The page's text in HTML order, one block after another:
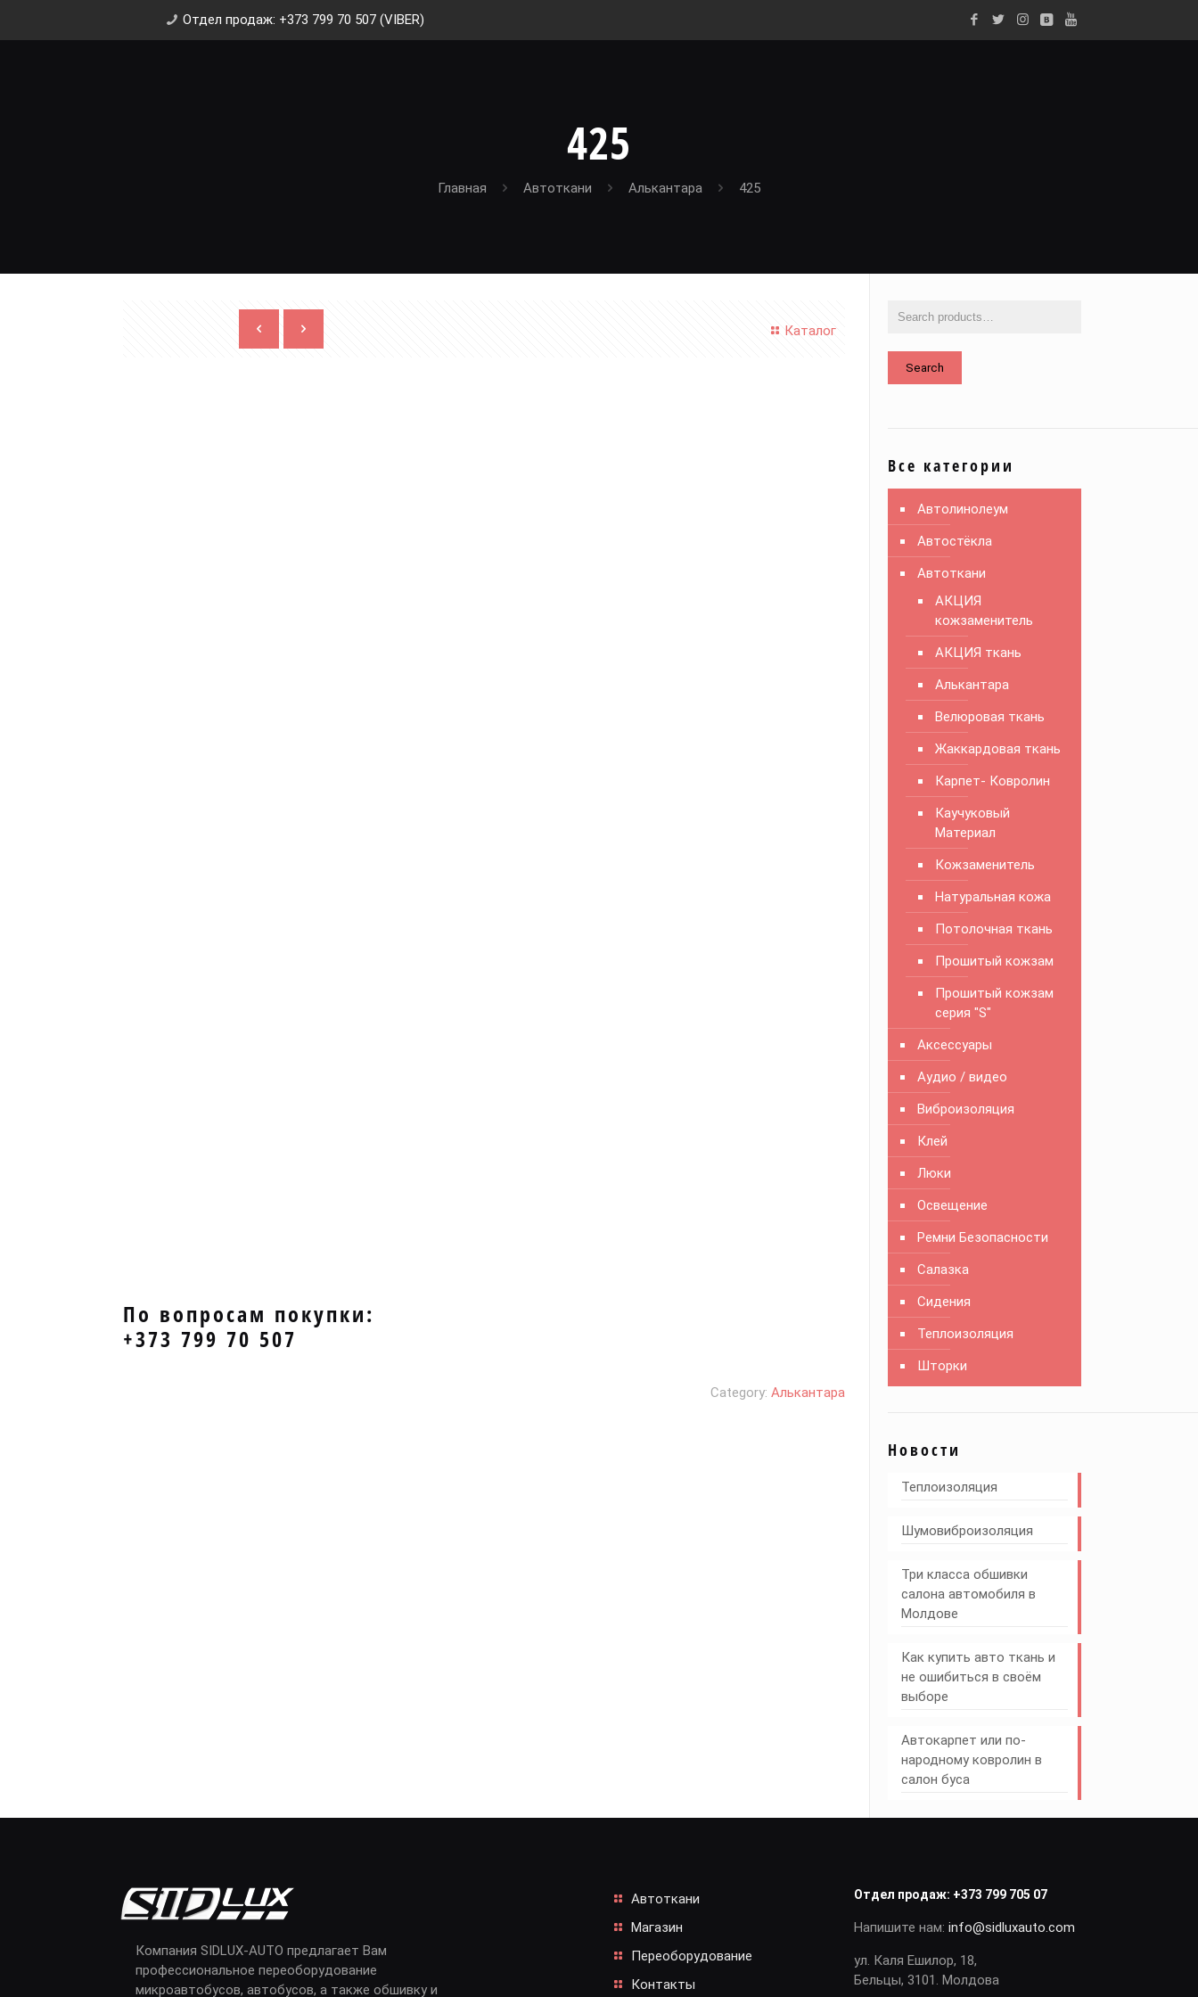
Отдел продаж: +373 799 70 507 (VIBER)
425
Главная Автоткани Алькантара 425
Каталог
По вопросам покупки:
+373 799 70 507
Category:Алькантара
Search
Все категории
Автолинолеум
Автостёкла
Автоткани
АКЦИЯ
кожзаменитель
АКЦИЯ ткань
Алькантара
Велюровая ткань
Жаккардовая ткань
Карпет- Ковролин
Каучуковый
Материал
Кожзаменитель
Натуральная кожа
Потолочная ткань
Прошитый кожзам
Прошитый кожзам
серия "S"
Аксессуары
Аудио / видео
Виброизоляция
Клей
Люки
Освещение
Ремни Безопасности
Салазка
Сидения
Теплоизоляция
Шторки
Новости
Теплоизоляция
Шумовиброизоляция
Три класса обшивки
салона автомобиля в
Молдове
Как купить авто ткань и
не ошибиться в своём
выборе
Автокарпет или по-
народному ковролин в
салон буса
Компания SIDLUX-AUTO предлагает Вам
профессиональное переоборудование
микроавтобусов, автобусов, а также обшивку и
Автоткани
Магазин
Переоборудование
Контакты
Отдел продаж: +373 799 705 07
Напишите нам:info@sidluxauto.com
ул. Каля Ешилор, 18,
Бельцы, 3101. Молдова